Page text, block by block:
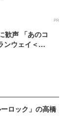
PR
歓声 「あのコ
ンウェイ＜
ロック」の高橋